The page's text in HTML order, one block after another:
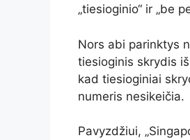
„tiesioginio“ ir „be
Nors abi parinktys
tiesioginis skrydis
kad tiesioginiai
numeris nesikeičia.
Pavyzdžiui,